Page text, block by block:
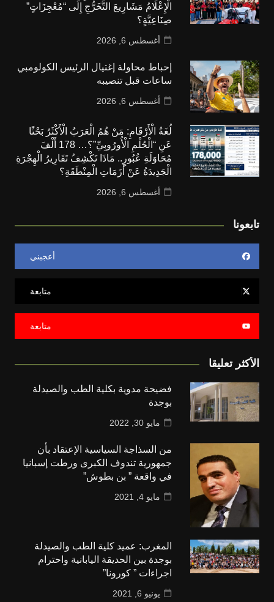
الْإِعْلَامُ مَشَارِيعَ التَّخَرُّجِ إِلَى “مُعْجِزَاتٍ”
صِنَاعِيَّةٍ؟
أغسطس 6, 2026
إحباط محاولة إغتيال الرئيس الكولومبي
ساعات قبل تنصيبه
أغسطس 6, 2026
لُغَةُ الْأَرْقَامِ: مَنْ هُمُ الْعَرَبُ الْأَكْثَرُ بَحْثًا
عَنِ “الْحُلْمِ الْأُورُوبِيِّ”؟… 178 أَلْفَ
مُحَاوَلَةِ عُبُورٍ.. مَاذَا تَكْشِفُ تَقَارِيرُ الْهِجْرَةِ
الْجَدِيدَةُ عَنْ أَزَمَاتِ الْمِنْطَقَةِ؟
أغسطس 6, 2026
تابعونا
أعجبني
متابعة
متابعة
الأكثر تعليقا
فضيحة مدوية بكلية الطب والصيدلة
بوجدة
مايو 30, 2022
من السذاجة السياسية الإعتقاد بأن
جمهورية تندوف الكبرى ورطت إسبانيا
في واقعة ” بن بطوش”
مايو 4, 2021
المغرب: عميد كلية الطب والصيدلة
بوجدة بين الحديقة اليابانية واحترام
اجراءات ” كورونا”
يونيو 6, 2021